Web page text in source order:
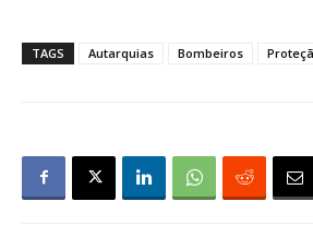
TAGS Autarquias Bombeiros